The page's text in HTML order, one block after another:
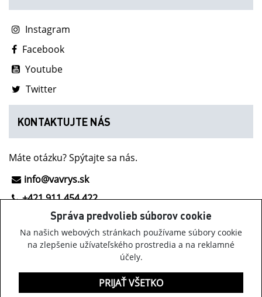
Správa predvolieb súborov cookie
Na našich webových stránkach používame súbory cookie
na zlepšenie užívateľského prostredia a na reklamné
účely.
PRIJAŤ VŠETKO
Instagram
Facebook
Youtube
Twitter
KONTAKTUJTE NÁS
Máte otázku? Spýtajte sa nás.
info@vavrys.sk
+421 911 454 422
NOVINKY Z INOV-8
Získavajte informácie o obuvi Inov-8, našich akciách a
zaujímavých novinkách.